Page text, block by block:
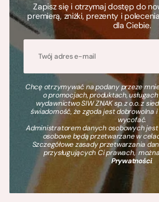
Zapisz się i otrzymaj dostęp do
premierą, zniżki, prezenty i
dla Ciebie.
Chcę otrzymywać na podany przeze
o promocjach, produktach,
wydawnictwo SIW ZNAK sp. z o.o. z
świadomość, że zgoda jest dobrowolna
wycofać.
Administratorem danych osobowych jest
osobowe będą przetwarzane w
Szczegółowe zasady przetwarzania
przysługujących Ci prawach,
Prywatności.